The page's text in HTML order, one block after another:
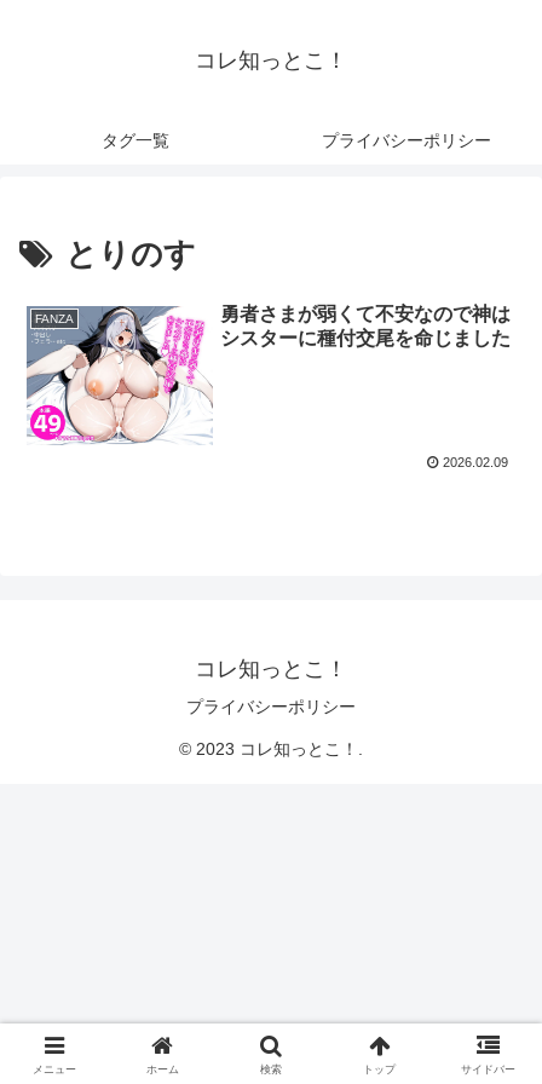
コレ知っとこ！
タグ一覧 プライバシーポリシー
とりのす
FANZA
勇者さまが弱くて不安なので神は
シスターに種付交尾を命じました
2026.02.09
コレ知っとこ！
プライバシーポリシー
© 2023 コレ知っとこ！.
メニュー ホーム 検索 トップ サイドバー